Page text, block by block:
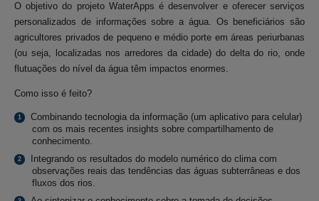
O objetivo do projeto WaterApps é desenvolver e oferecer serviços
personalizados de informações sobre a água. Os beneficiários são
agricultores privados de pequeno e médio porte em áreas periurbanas
(ou seja, localizadas nos arredores da cidade) do delta do rio, onde
flutuações do nível da água têm impactos enormes.
Como isso é feito?
Combinando tecnologia da informação (um aplicativo para celular)
com os mais recentes insights sobre compartilhamento de
conhecimento.
Integrando os resultados do modelo numérico do clima com
observações reais das tendências das águas subterrâneas e dos
fluxos dos rios.